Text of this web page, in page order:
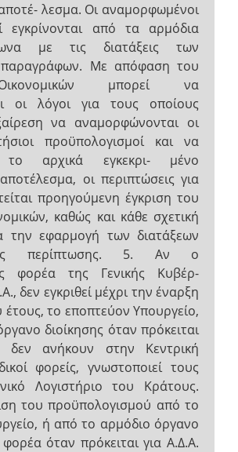
λεσμα. Οι αναμορφωμένοι
εγκρίνονται από τα αρμόδια
με τις διατάξεις των
Με απόφαση του
μπορεί να
οι λόγοι για τους οποίους
να αναμορφώνονται οι
προϋπολογισμοί και να
το αρχικά εγκεκρι- μένο
οι περιπτώσεις για
προηγούμενη έγκριση του
καθώς και κάθε σχετική
την εφαρμογή των διατάξεων
περίπτωσης. 5. Αν ο
φορέα της Γενικής Κυβέρ-
δεν εγκριθεί μέχρι την έναρξη
έτους, το εποπτεύον Υπουργείο,
διοίκησης όταν πρόκειται
ανήκουν στην Κεντρική
φορείς, γνωστοποιεί τους
Λογιστήριο του Κράτους.
του προϋπολογισμού από το
ή από το αρμόδιο όργανο
όταν πρόκειται για Α.Δ.Α.